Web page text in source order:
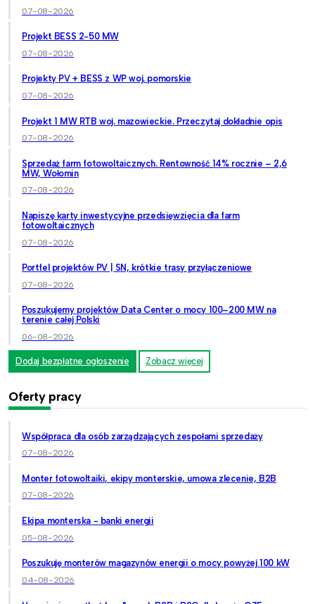
07-08-2026
Projekt BESS 2-50 MW
07-08-2026
Projekty PV + BESS z WP woj. pomorskie
07-08-2026
Projekt 1 MW RTB woj. mazowieckie. Przeczytaj dokładnie opis
07-08-2026
Sprzedaż farm fotowoltaicznych. Rentowność 14% rocznie – 2,6
MW, Wołomin
07-08-2026
Napiszę karty inwestycyjne przedsięwzięcia dla farm
fotowoltaicznych
07-08-2026
Portfel projektów PV | SN, krótkie trasy przyłączeniowe
07-08-2026
Poszukujemy projektów Data Center o mocy 100–200 MW na
terenie całej Polski
06-08-2026
Dodaj bezpłatne ogłoszenie Zobacz więcej
Oferty pracy
Współpraca dla osób zarządzających zespołami sprzedaży
07-08-2026
Monter fotowoltaiki, ekipy monterskie, umowa zlecenie, B2B
07-08-2026
Ekipa monterska - banki energii
05-08-2026
Poszukuję monterów magazynów energii o mocy powyżej 100 kW
04-08-2026